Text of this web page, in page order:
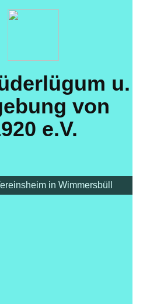
u.
von
e.V.
in Wimmersbüll